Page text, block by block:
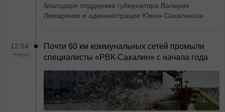
благодаря поддержке губернатора Валерия
Лимаренко и администрации Южно-Сахалинска
12:54
вчера
Почти 60 км коммунальных сетей промыли
специалисты «РВК‑Сахалин» с начала года